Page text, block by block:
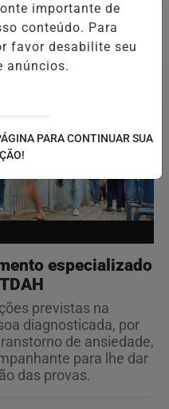
especializado
previstas na
diagnosticada, por
de ansiedade,
para lhe dar
das provas.
importante de
conteúdo. Para
favor desabilite seu
anúncios.
PARA CONTINUAR SUA